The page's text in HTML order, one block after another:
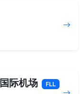
际机场 FLL